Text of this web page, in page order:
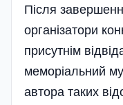
Після
органі­затори
присутнім
меморіальний
автора­ таких